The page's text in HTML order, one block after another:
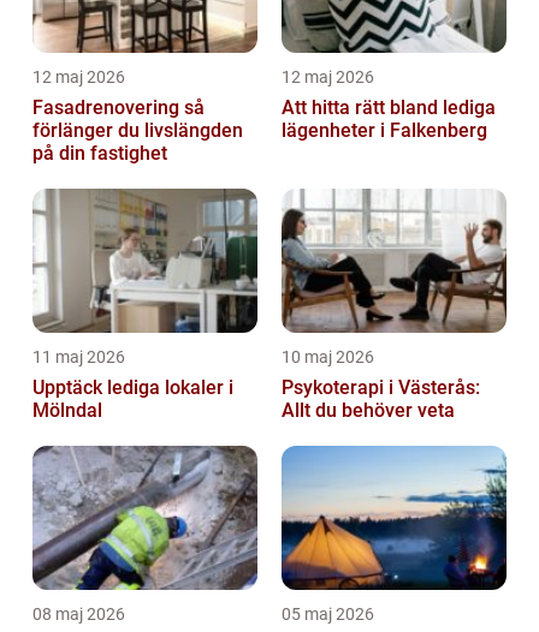
12 maj 2026
Fasadrenovering så
förlänger du livslängden
på din fastighet
12 maj 2026
Att hitta rätt bland lediga
lägenheter i Falkenberg
11 maj 2026
Upptäck lediga lokaler i
Mölndal
10 maj 2026
Psykoterapi i Västerås:
Allt du behöver veta
08 maj 2026 05 maj 2026